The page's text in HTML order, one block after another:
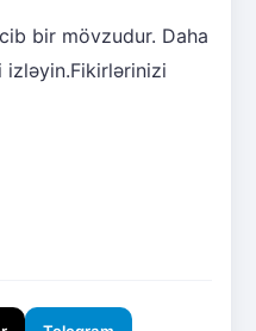
bir mövzudur. Daha